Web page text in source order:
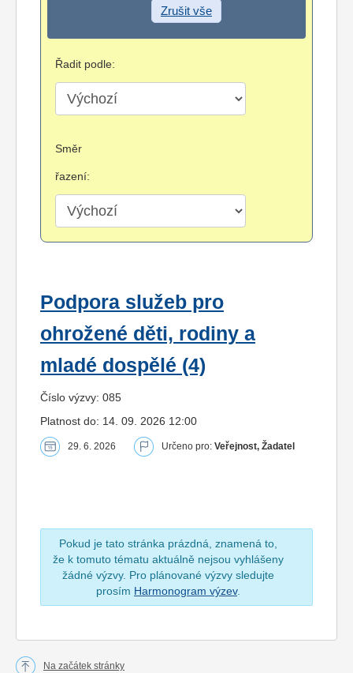
Zrušit vše
Řadit podle:
Směr
řazení:
Podpora služeb pro
ohrožené děti, rodiny a
mladé dospělé (4)
Číslo výzvy: 085
Platnost do: 14. 09. 2026 12:00
29. 6. 2026 Určeno pro: Veřejnost, Žadatel
Pokud je tato stránka prázdná, znamená to,
že k tomuto tématu aktuálně nejsou vyhlášeny
žádné výzvy. Pro plánované výzvy sledujte
prosím Harmonogram výzev.
Na začátek stránky